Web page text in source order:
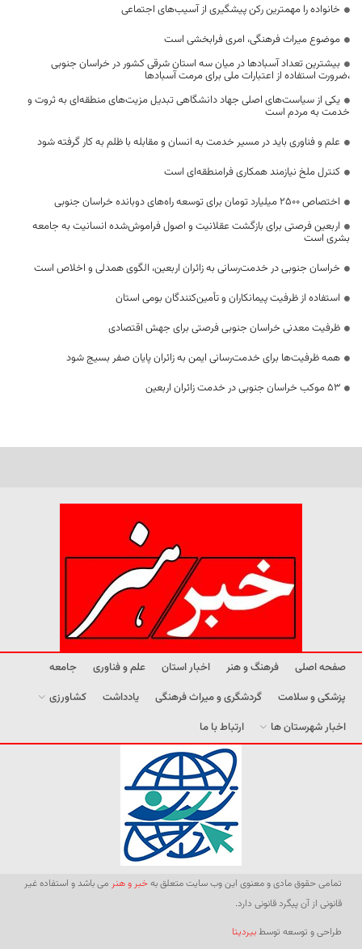
خانواده را مهمترین رکن پیشگیری از آسیب‌های اجتماعی
موضوع میراث فرهنگی، امری فرابخشی است
بیشترین تعداد آسبادها در میان سه استان شرقی کشور در خراسان جنوبی
،ضرورت استفاده از اعتبارات ملی برای مرمت آسبادها
یکی از سیاست‌های اصلی جهاد دانشگاهی تبدیل مزیت‌های منطقه‌ای به ثروت و
خدمت به مردم است
علم و فناوری باید در مسیر خدمت به انسان و مقابله با ظلم به کار گرفته شود
کنترل ملخ نیازمند همکاری فرامنطقه‌ای است
اختصاص 2500 میلیارد تومان برای توسعه راه‌های دوبانده خراسان جنوبی
اربعین فرصتی برای بازگشت عقلانیت و اصول فراموش‌شده انسانیت به جامعه
بشری است
خراسان جنوبی در خدمت‌رسانی به زائران اربعین، الگوی همدلی و اخلاص است
استفاده از ظرفیت پیمانکاران و تأمین‌کنندگان بومی استان
ظرفیت معدنی خراسان جنوبی فرصتی برای جهش اقتصادی
همه ظرفیت‌ها برای خدمت‌رسانی ایمن به زائران پایان صفر بسیج شود
53 موکب خراسان جنوبی در خدمت زائران اربعین
صفحه اصلی فرهنگ و هنر اخبار استان علم و فناوری
جامعه
پزشکی و سلامت
گردشگری و میراث فرهنگی یادداشت
کشاورزی
اخبار شهرستان ها
ارتباط با ما
تمامی حقوق مادی و معنوی این وب سایت متعلق بهخبر و هنر می باشد و استفاده غیر
قانونی از آن پیگرد قانونی دارد.
طراحی و توسعه توسطبیردیتا